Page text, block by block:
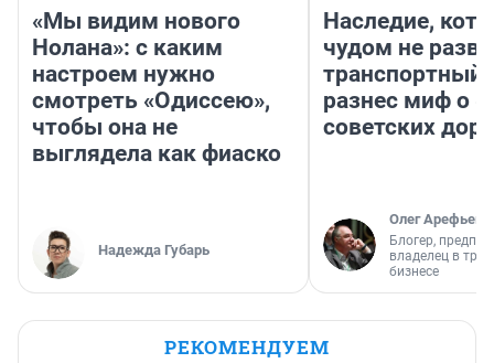
«Мы видим нового
Нолана»: с каким
настроем нужно
смотреть «Одиссею»,
чтобы она не
выглядела как фиаско
Надежда Губарь
Наследие,
чудом не
транспортный
разнес миф о
советских
Олег Арефьев
Блогер,
владелец в
бизнесе
РЕКОМЕНДУЕМ